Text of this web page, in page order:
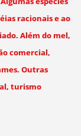
racionais e ao
Além do mel,
comercial,
Outras
turismo